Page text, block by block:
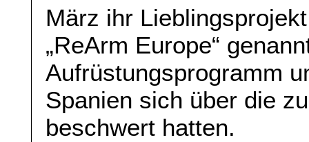
März ihr
„ReArm Europe“
Aufrüstungsprogramm
Spanien sich über die
beschwert hatten.